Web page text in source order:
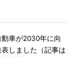
車が2030年に向
しました（記事は